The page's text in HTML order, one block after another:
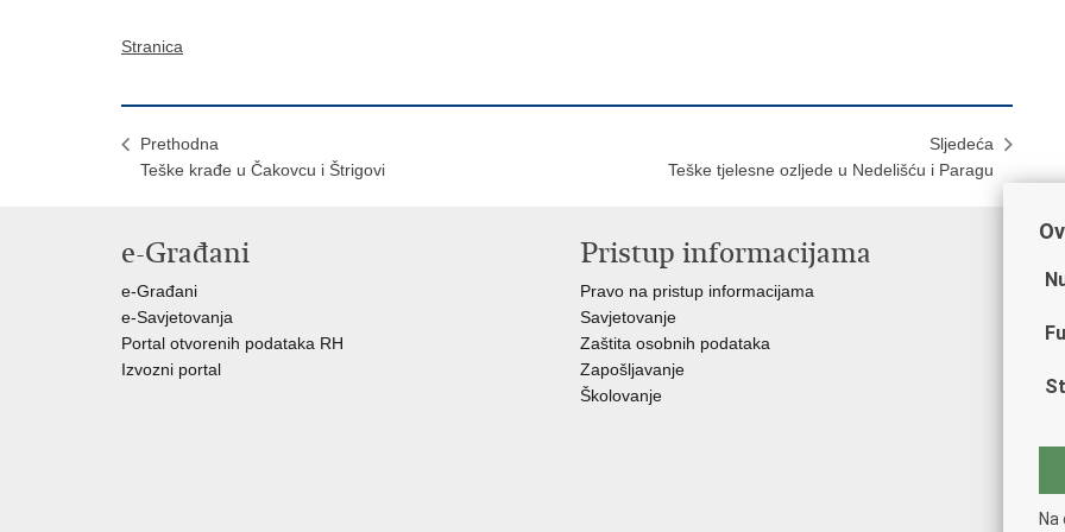
Stranica
Prethodna
Teške krađe u Čakovcu i Štrigovi
Sljedeća
Teške tjelesne ozljede u Nedelišću i Paragu
e-Građani
e-Građani
e-Savjetovanja
Portal otvorenih podataka RH
Izvozni portal
Pristup informacijama
Pravo na pristup informacijama
Savjetovanje
Zaštita osobnih podataka
Zapošljavanje
Školovanje